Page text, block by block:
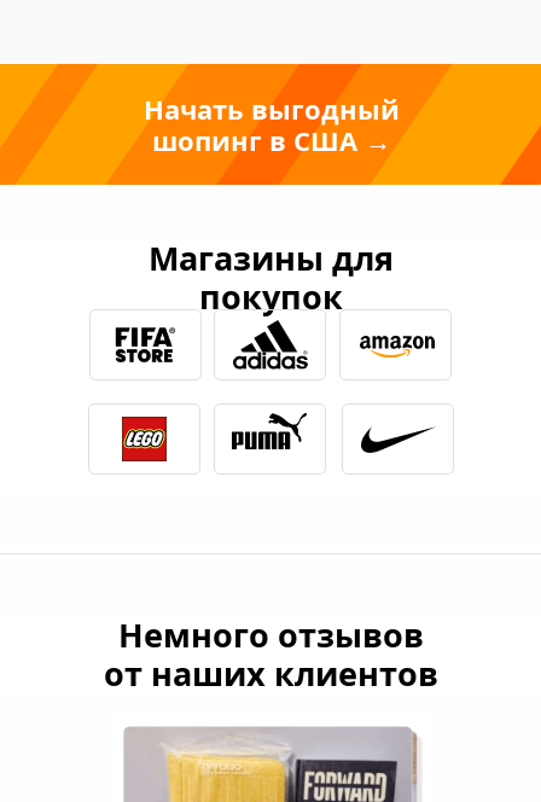
Начать выгодный
шопинг в США →
Магазины для
покупок
Немного отзывов
от наших клиентов